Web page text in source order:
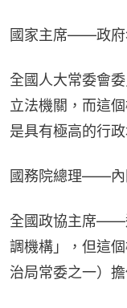
國家主席——政府
全國人大常委會
立法機關，而這
是具有極高的行政
國務院總理——內
全國政協主席——
調機構」，但這
治局常委之一）擔